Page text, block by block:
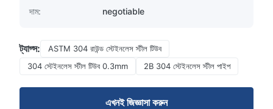
দাম:
negotiable
ট্যাগ্স:
ASTM 304 রাউন্ড স্টেইনলেস স্টীল টিউব
304 স্টেইনলেস স্টীল টিউব 0.3mm
2B 304 স্টেইনলেস স্টীল পাইপ
এখনই জিজ্ঞাসা করুন